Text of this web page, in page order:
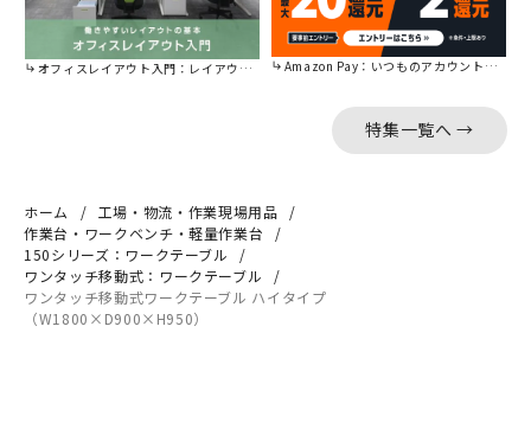
オフィスレイアウト入門：レイアウトの基本をご紹介。 Amazon Pay：いつものアカウントで簡単に決済可能。
特集一覧へ →
ホーム
工場・物流・作業現場用品
作業台・ワークベンチ・軽量作業台
150シリーズ：ワークテーブル
ワンタッチ移動式：ワークテーブル
ワンタッチ移動式ワークテーブル ハイタイプ
（W1800×D900×H950）